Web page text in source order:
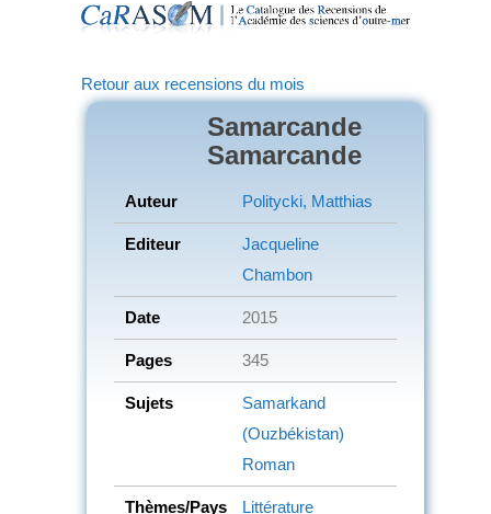
Retour aux recensions du mois
Samarcande
Samarcande
Auteur Politycki, Matthias
Editeur
Jacqueline
Chambon
Date 2015
Pages 345
Sujets
Samarkand
(Ouzbékistan)
Roman
Thèmes/Pays Littérature